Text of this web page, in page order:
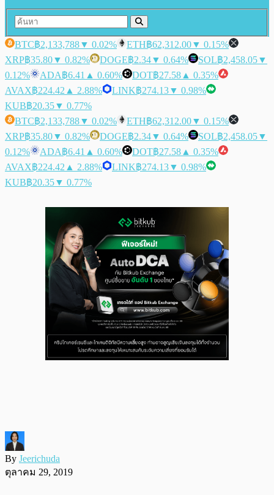
BTC฿2,133,788▼ 0.02% ETH฿62,312.00▼ 0.15%
XRP฿35.80▼ 0.82% DOGE฿2.34▼ 0.64% SOL฿2,458.05▼
0.12%
ADA฿6.41 ▲ 0.60% DOT฿27.58 ▲ 0.35%
AVAX฿224.42 ▲ 2.88% LINK฿274.13▼ 0.98%
KUB฿20.35▼ 0.77%
BTC฿2,133,788▼ 0.02% ETH฿62,312.00▼ 0.15%
XRP฿35.80▼ 0.82% DOGE฿2.34▼ 0.64% SOL฿2,458.05▼
0.12%
ADA฿6.41 ▲ 0.60% DOT฿27.58 ▲ 0.35%
AVAX฿224.42 ▲ 2.88% LINK฿274.13▼ 0.98%
KUB฿20.35▼ 0.77%
By Jeerichuda
ตุลาคม 29, 2019